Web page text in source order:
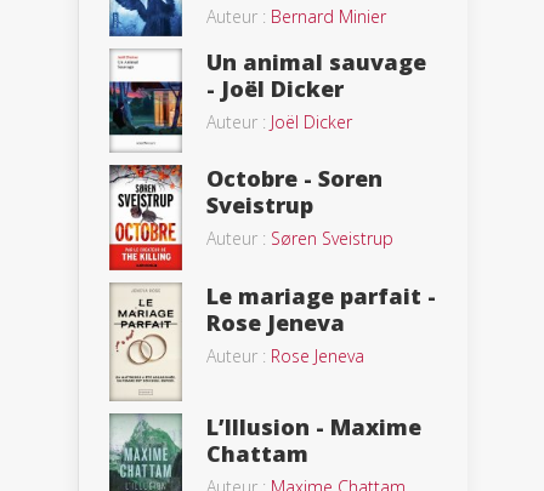
Auteur : Bernard Minier
Un animal sauvage
- Joël Dicker
Auteur : Joël Dicker
Octobre - Soren
Sveistrup
Auteur : Søren Sveistrup
Le mariage parfait -
Rose Jeneva
Auteur : Rose Jeneva
L’Illusion - Maxime
Chattam